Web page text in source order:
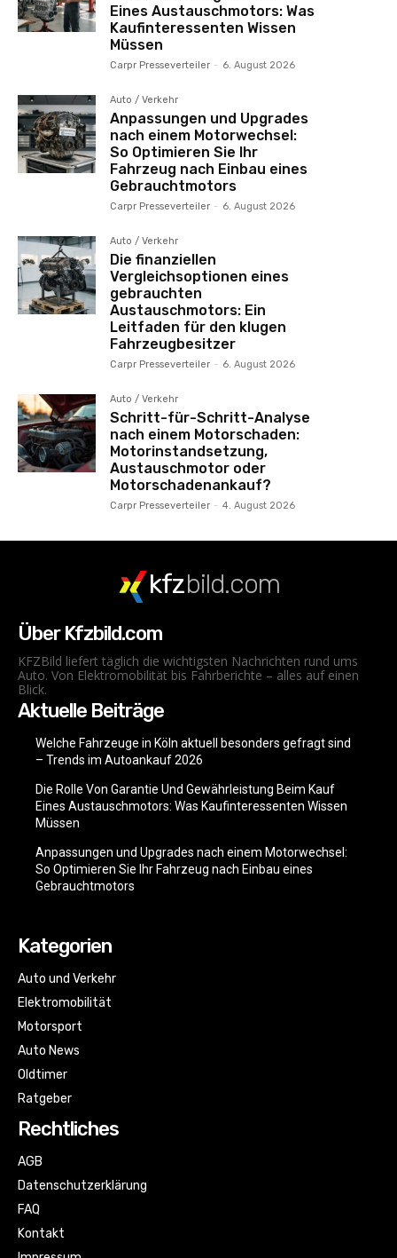
Eines Austauschmotors: Was
Kaufinteressenten Wissen
Müssen
Carpr Presseverteiler - 6. August 2026
Auto / Verkehr
Anpassungen und Upgrades
nach einem Motorwechsel:
So Optimieren Sie Ihr
Fahrzeug nach Einbau eines
Gebrauchtmotors
Carpr Presseverteiler - 6. August 2026
Auto / Verkehr
Die finanziellen
Vergleichsoptionen eines
gebrauchten
Austauschmotors: Ein
Leitfaden für den klugen
Fahrzeugbesitzer
Carpr Presseverteiler - 6. August 2026
Auto / Verkehr
Schritt-für-Schritt-Analyse
nach einem Motorschaden:
Motorinstandsetzung,
Austauschmotor oder
Motorschadenankauf?
Carpr Presseverteiler - 4. August 2026
kfzbild.com
Über Kfzbild.com
KFZBild liefert täglich die wichtigsten Nachrichten rund ums
Auto. Von Elektromobilität bis Fahrberichte – alles auf einen
Blick.
Aktuelle Beiträge
Welche Fahrzeuge in Köln aktuell besonders gefragt sind
– Trends im Autoankauf 2026
Die Rolle Von Garantie Und Gewährleistung Beim Kauf
Eines Austauschmotors: Was Kaufinteressenten Wissen
Müssen
Anpassungen und Upgrades nach einem Motorwechsel:
So Optimieren Sie Ihr Fahrzeug nach Einbau eines
Gebrauchtmotors
Kategorien
Auto und Verkehr
Elektromobilität
Motorsport
Auto News
Oldtimer
Ratgeber
Rechtliches
AGB
Datenschutzerklärung
FAQ
Kontakt